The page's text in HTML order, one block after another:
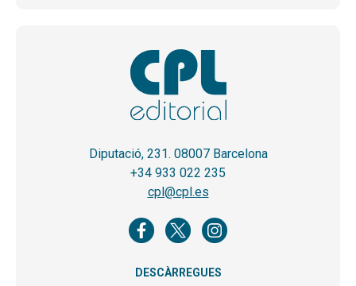
Diputació, 231. 08007 Barcelona
+34 933 022 235
cpl@cpl.es
DESCÀRREGUES